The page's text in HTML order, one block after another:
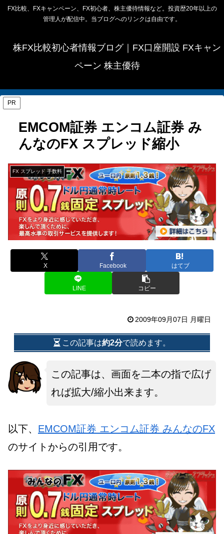
FX比較、FXキャンペーン、FX初心者、株主優待情報など。投資歴20年以上の
管理人が配信中。当ブログへのリンクは自由です。
株FX比較初心者情報ブログ｜FX口座開設 FXキャン
ペーン 株主優待
PR
EMCOM証券 エンコム証券 み
んなのFX スプレッド縮小
FX スプレッド 手数料
X Facebook はてブ
LINE コピー
2009年09月07日 月曜日
この記事は約2分で読めます。
この記事は、画面を二本の指で広げ
れば拡大/縮小出来ます。
以下、 EMCOM証券 エンコム証券 みんなのFX
のサイトからの引用です。